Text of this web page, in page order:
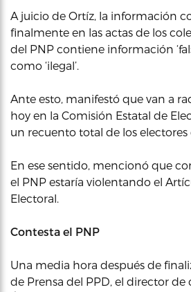
A juicio de Ortíz, la información
finalmente en las actas de los
del PNP contiene información
como ‘ilegal’.
Ante esto, manifestó que van a
hoy en la Comisión Estatal de
un recuento total de los electores
En ese sentido, mencionó que
el PNP estaría violentando el
Electoral.
Contesta el PNP
Una media hora después de
de Prensa del PPD, el director de